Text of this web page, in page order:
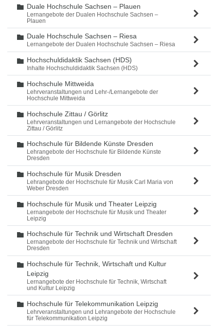
Ordner
Duale Hochschule Sachsen – Plauen
Lernangebote der Dualen Hochschule Sachsen –
Plauen
Ordner
Duale Hochschule Sachsen – Riesa
Lernangebote der Dualen Hochschule Sachsen – Riesa
Ordner
Hochschuldidaktik Sachsen (HDS)
Inhalte Hochschuldidaktik Sachsen (HDS)
Ordner
Hochschule Mittweida
Lehrveranstaltungen und Lehr-/Lernangebote der
Hochschule Mittweida
Ordner
Hochschule Zittau / Görlitz
Lehrveranstaltungen und Lernangebote der Hochschule
Zittau / Görlitz
Ordner
Hochschule für Bildende Künste Dresden
Lehrangebote der Hochschule für Bildende Künste
Dresden
Ordner
Hochschule für Musik Dresden
Lehrangebote der Hochschule für Musik Carl Maria von
Weber Dresden
Ordner
Hochschule für Musik und Theater Leipzig
Lernangebote der Hochschule für Musik und Theater
Leipzig
Ordner
Hochschule für Technik und Wirtschaft Dresden
Lernangebote der Hochschule für Technik und Wirtschaft
Dresden
Ordner
Hochschule für Technik, Wirtschaft und Kultur
Leipzig
Lernangebote der Hochschule für Technik, Wirtschaft
und Kultur Leipzig
Ordner
Hochschule für Telekommunikation Leipzig
Lehrveranstaltungen und Lehrangebote der Hochschule
für Telekommunikation Leipzig